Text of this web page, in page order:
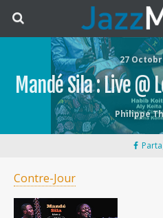
27
Mandé Sila : Live @
Philippe
Contre-Jour